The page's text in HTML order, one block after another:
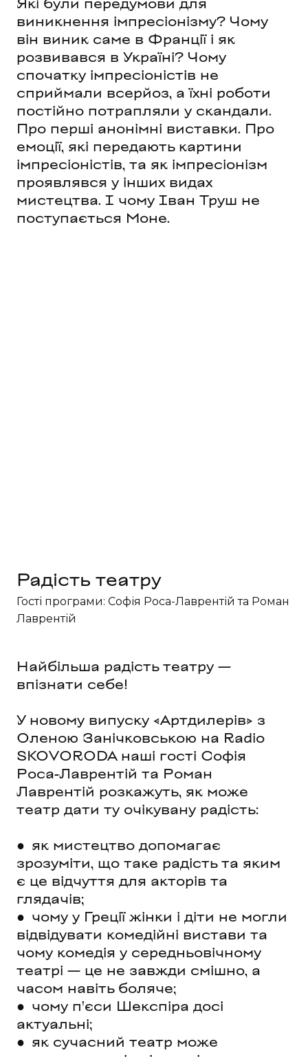
Які були передумови для
виникнення імпресіонізму? Чому
він виник саме в Франції і як
розвивався в Україні? Чому
спочатку імпресіоністів не
сприймали всерйоз, а їхні роботи
постійно потрапляли у скандали.
Про перші анонімні виставки. Про
емоції, які передають картини
імпресіоністів, та як імпресіонізм
проявлявся у інших видах
мистецтва. І чому Іван Труш не
поступається Моне.
Радість театру
Гості програми: Софія Роса-Лаврентій та Роман
Лаврентій
Найбільша радість театру —
впізнати себе!
У новому випуску «Артдилерів» з
Оленою Занічковською на Radio
SKOVORODA наші гості Софія
Роса-Лаврентій та Роман
Лаврентій розкажуть, як може
театр дати ту очікувану радість:
● як мистецтво допомагає
зрозуміти, що таке радість та яким
є це відчуття для акторів та
глядачів;
● чому у Греції жінки і діти не могли
відвідувати комедійні вистави та
чому комедія у середньовічному
театрі — це не завжди смішно, а
часом навіть боляче;
● чому п'єси Шекспіра досі
актуальні;
● як сучасний театр може